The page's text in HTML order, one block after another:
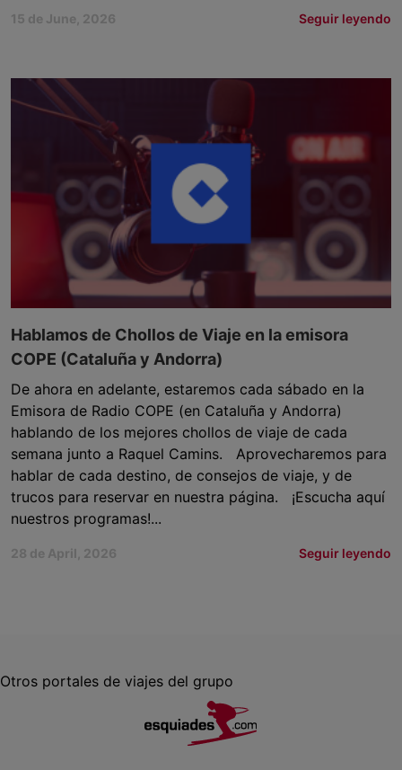
15 de June, 2026 Seguir leyendo
Hablamos de Chollos de Viaje en la emisora
COPE (Cataluña y Andorra)
De ahora en adelante, estaremos cada sábado en la
Emisora de Radio COPE (en Cataluña y Andorra)
hablando de los mejores chollos de viaje de cada
semana junto a Raquel Camins. Aprovecharemos para
hablar de cada destino, de consejos de viaje, y de
trucos para reservar en nuestra página. ¡Escucha aquí
nuestros programas!...
28 de April, 2026 Seguir leyendo
Otros portales de viajes del grupo